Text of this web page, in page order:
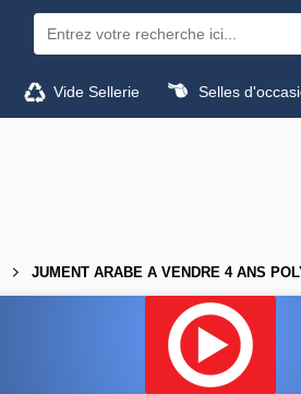
Vide Sellerie Selles
JUMENT ARABE A VENDRE 4 ANS